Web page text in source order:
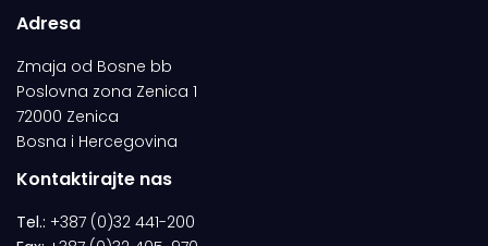
Adresa
Zmaja od Bosne bb
Poslovna zona Zenica 1
72000 Zenica
Bosna i Hercegovina
Kontaktirajte nas
Tel.: +387 (0)32 441-200